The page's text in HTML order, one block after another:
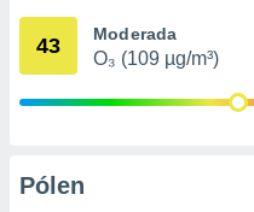
através
43 Moderada
O₃ (109 µg/m³)
Pólen